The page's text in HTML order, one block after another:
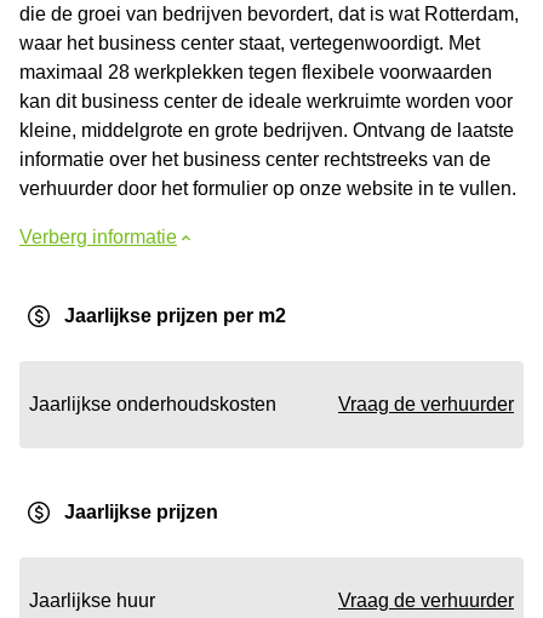
die de groei van bedrijven bevordert, dat is wat Rotterdam,
waar het business center staat, vertegenwoordigt. Met
maximaal 28 werkplekken tegen flexibele voorwaarden
kan dit business center de ideale werkruimte worden voor
kleine, middelgrote en grote bedrijven. Ontvang de laatste
informatie over het business center rechtstreeks van de
verhuurder door het formulier op onze website in te vullen.
Verberg informatie
Jaarlijkse prijzen per m2
Jaarlijkse onderhoudskosten Vraag de verhuurder
Jaarlijkse prijzen
Jaarlijkse huur Vraag de verhuurder